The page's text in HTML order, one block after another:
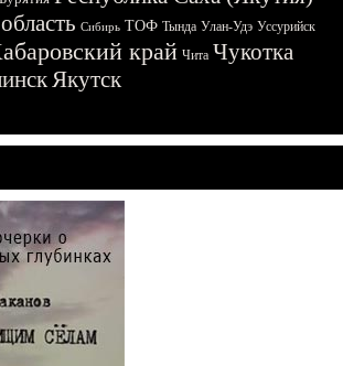
Сибирь ТОФ Тында Улан-Удэ Уссурийск
край Чита Чукотка
Якутск